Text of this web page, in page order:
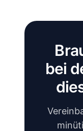
bei